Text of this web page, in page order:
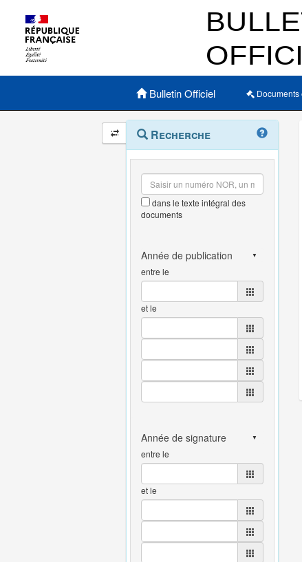
Menu principal
Bulletin Officiel
Navigation
et
outils
annexes
Menu
contextuel
Recherche
dans le texte intégral des
documents
entre le
et le
entre le
et le